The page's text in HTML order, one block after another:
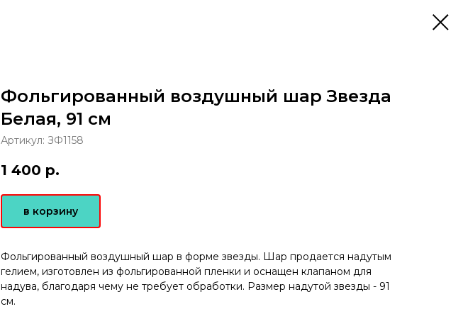
Фольгированный воздушный шар Звезда
Белая, 91 см
Артикул: ЗФ1158
1 400 р.
в корзину
Фольгированный воздушный шар в форме звезды. Шар продается надутым
гелием, изготовлен из фольгированной пленки и оснащен клапаном для
надува, благодаря чему не требует обработки. Размер надутой звезды - 91
см.